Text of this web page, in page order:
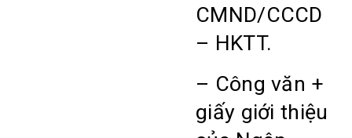
CMND/CCCD
– HKTT.
– Công văn +
giấy giới thiệu